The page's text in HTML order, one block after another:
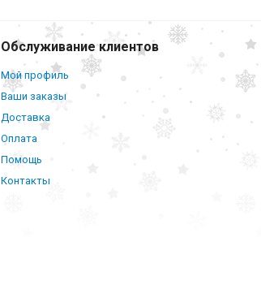
Обслуживание клиентов
Мой профиль
Ваши заказы
Доставка
Оплата
Помощь
Контакты